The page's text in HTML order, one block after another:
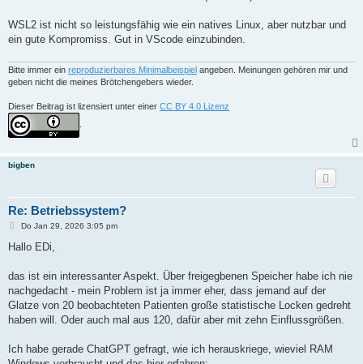
WSL2 ist nicht so leistungsfähig wie ein natives Linux, aber nutzbar und
ein gute Kompromiss. Gut in VScode einzubinden.
Bitte immer ein reproduzierbares Minimalbeispiel angeben. Meinungen gehören mir und
geben nicht die meines Brötchengebers wieder.
Dieser Beitrag ist lizensiert unter einer CC BY 4.0 Lizenz
bigben
Re: Betriebssystem?
B
i
a
Do Jan 29, 2026 3:05 pm
Hallo EDi,
das ist ein interessanter Aspekt. Über freigegbenen Speicher habe ich nie
nachgedacht - mein Problem ist ja immer eher, dass jemand auf der
Glatze von 20 beobachteten Patienten große statistische Locken gedreht
haben will. Oder auch mal aus 120, dafür aber mit zehn Einflussgrößen.
Ich habe gerade ChatGPT gefragt, wie ich herauskriege, wieviel RAM